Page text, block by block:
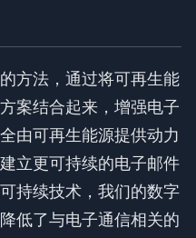
方法，通过将可再生能
案结合起来，增强电子
由可再生能源提供动力
立更可持续的电子邮件
持续技术，我们的数字
低了与电子通信相关的